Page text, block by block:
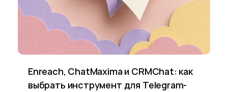
Enreach, ChatMaxima и CRMChat: как
выбрать инструмент для Telegram-